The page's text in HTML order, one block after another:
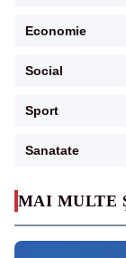
MAI MULTE
Economie
Social
Sport
Sanatate